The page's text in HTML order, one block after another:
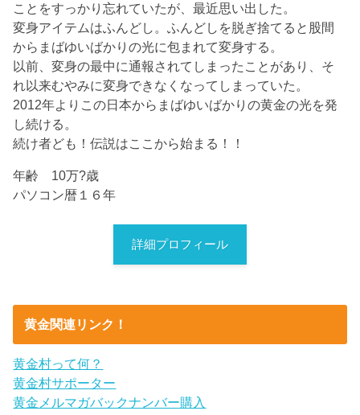
ことをすっかり忘れていたが、最近思い出した。
変身アイテムはふんどし。ふんどしを脱ぎ捨てると股間
からまばゆいばかりの光に包まれて変身する。
以前、変身の最中に通報されてしまったことがあり、そ
れ以来むやみに変身できなくなってしまっていた。
2012年よりこの日本からまばゆいばかりの黄金の光を発
し続ける。
続け者ども！伝説はここから始まる！！
年齢 10万?歳
パソコン暦１６年
詳細プロフィール
黄金関連リンク！
黄金村って何？
黄金村サポーター
黄金メルマガバックナンバー購入